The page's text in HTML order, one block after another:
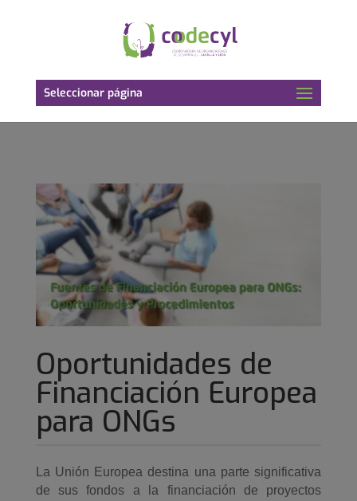
Seleccionar página
Oportunidades de
Financiación Europea
para ONGs
La Unión Europea destina una parte significativa
de sus fondos a la financiación de proyectos